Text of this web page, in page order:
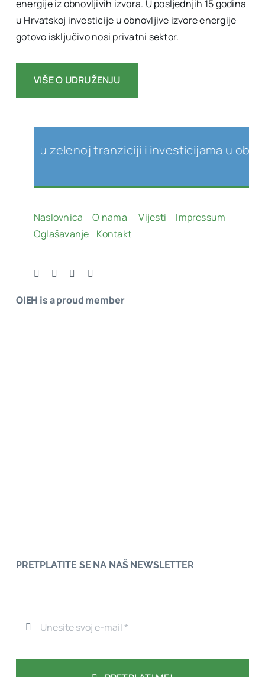
energije iz obnovljivih izvora. U posljednjih 15 godina
u Hrvatskoj investicije u obnovljive izvore energije
gotovo isključivo nosi privatni sektor.
VIŠE O UDRUŽENJU
OIEH is a proud member
PRETPLATITE SE NA NAŠ NEWSLETTER
u zelenoj tranziciji i investicijama u
Naslovnica O nama Vijesti
Impressum
Oglašavanje
Kontakt